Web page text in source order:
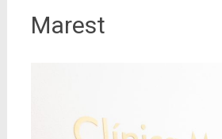
Marest